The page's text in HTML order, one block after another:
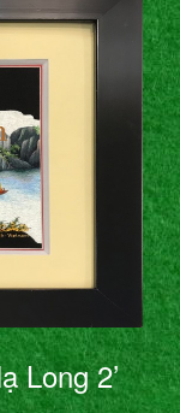
Long 2’